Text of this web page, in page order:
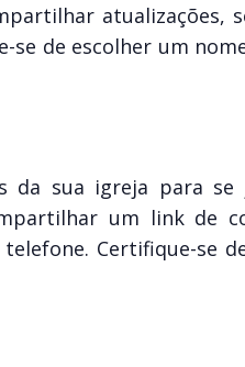
atualizações,
de escolher um
da sua igreja para se
um link de
Certifique-se